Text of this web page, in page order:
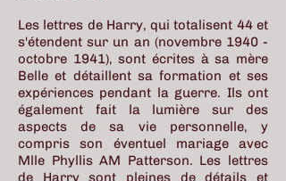
Les lettres de Harry, qui totalisent 44 et
s'étendent sur un an (novembre 1940 -
octobre 1941), sont écrites à sa mère
Belle et détaillent sa formation et ses
expériences pendant la guerre. Ils ont
également fait la lumière sur des
aspects de sa vie personnelle, y
compris son éventuel mariage avec
Mlle Phyllis AM Patterson. Les lettres
de Harry sont pleines de détails et